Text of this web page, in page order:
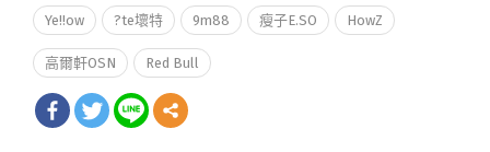
Ye!!ow ?te壞特 9m88 瘦子E.SO HowZ
高爾軒OSN Red Bull